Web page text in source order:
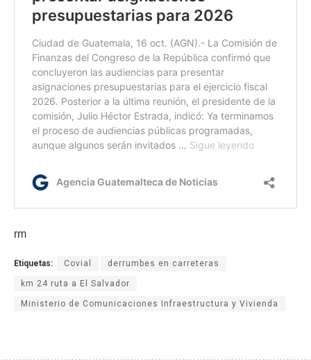
rm
Etiquetas: Covial derrumbes en carreteras
km 24 ruta a El Salvador
Ministerio de Comunicaciones Infraestructura y Vivienda